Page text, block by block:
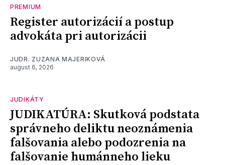
PREMIUM
Register autorizácií a postup
advokáta pri autorizácii
JUDR. ZUZANA MAJERIKOVÁ
august 6, 2026
JUDIKÁTY
JUDIKATÚRA: Skutková podstata
správneho deliktu neoznámenia
falšovania alebo podozrenia na
falšovanie humánneho lieku